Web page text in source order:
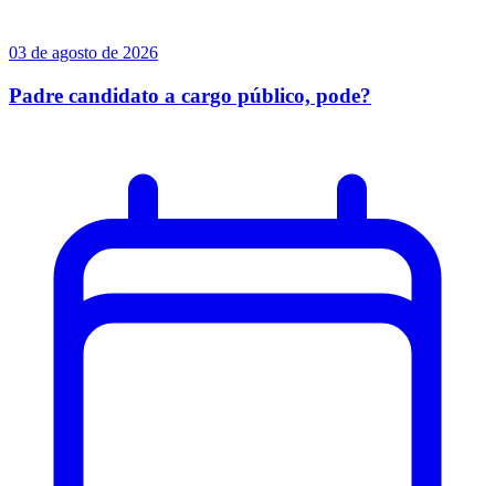
03 de agosto de 2026
Padre candidato a cargo público, pode?